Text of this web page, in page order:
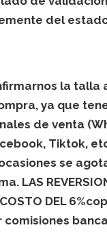
del
la talla
ya que
de venta
Tiktok,
se
LAS
DEL
comisiones